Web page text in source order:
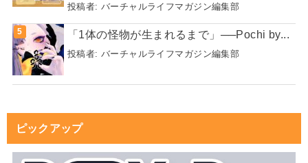
投稿者: バーチャルライフマガジン編集部
「1体の怪物が生まれるまで」──Pochi by...
投稿者: バーチャルライフマガジン編集部
ピックアップ